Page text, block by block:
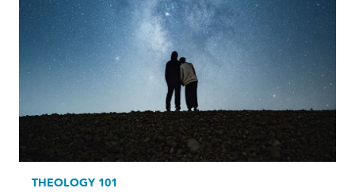
THEOLOGY 101